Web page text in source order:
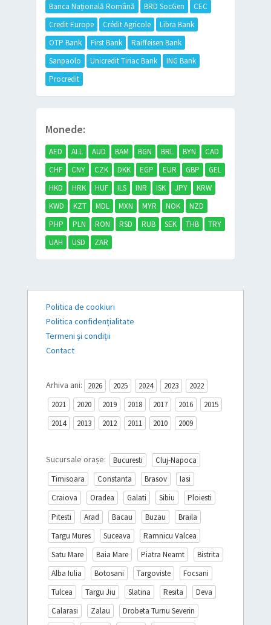
Banca Națională Română
BRD SocGen
CEC
Credit Europe
Crédit Agricole
Libra Bank
OTP Bank
First Bank
Raiffeisen Bank
Sanpaolo
Unicredit Tiriac Bank
ING Bank
Procredit
Monede:
AED ALL AUD BAM BGN BRL BYN
CAD
CHF
CNY CZK DKK EGP EUR GBP
GEL
HKD
HRK HUF ILS INR ISK JPY
KRW
KWD
KZT MDL MXN MYR NOK
NZD
PHP
PLN RON RSD RUB SEK THB
TRY
UAH
USD ZAR
Politica de cookiuri
Politica confidențialitate
Termeni și condiții
Contact
Arhiva ani: 2026 2025 2024 2023
2022
2021
2020 2019 2018 2017 2016
2015
2014
2013 2012 2011 2010 2009
Sucursale orașe: Bucuresti
Cluj-Napoca
Timisoara
Constanta Brasov
Iasi
Craiova
Oradea Galati Sibiu
Ploiesti
Pitesti
Arad Bacau Buzau
Braila
Targu Mures
Suceava
Ramnicu Valcea
Satu Mare
Baia Mare Piatra Neamt
Bistrita
Alba Iulia
Botosani Targoviste
Focsani
Tulcea
Targu Jiu Slatina Resita
Deva
Calarasi
Zalau
Drobeta Turnu Severin